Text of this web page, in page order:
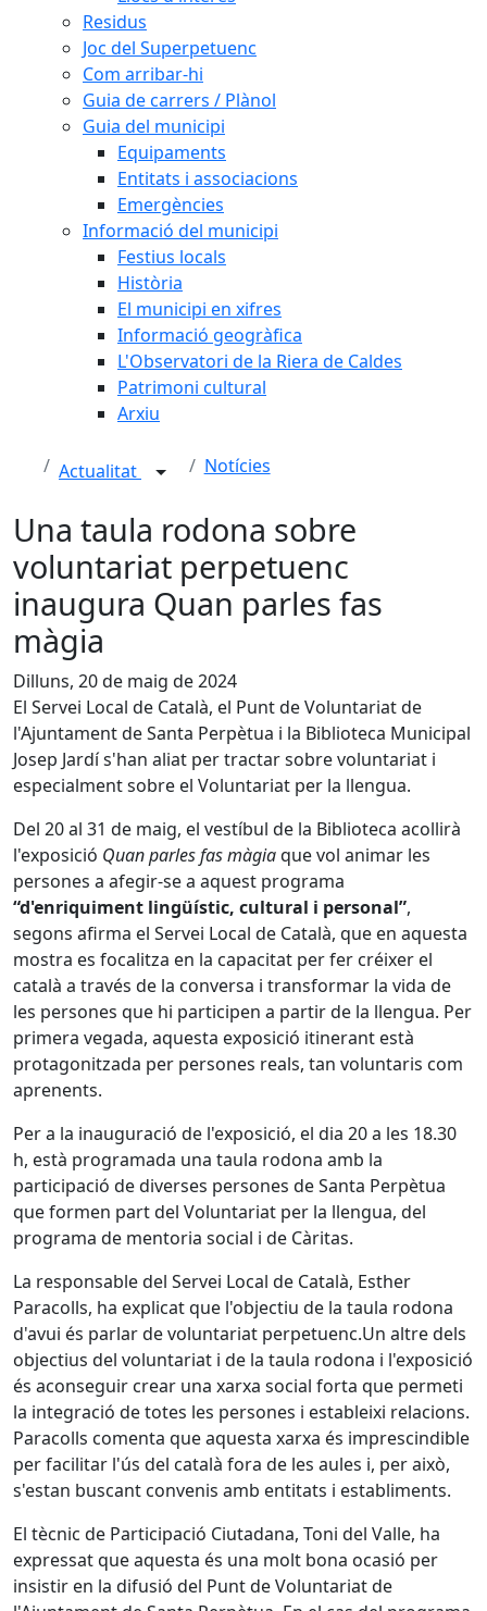
Residus
Joc del Superpetuenc
Com arribar-hi
Guia de carrers / Plànol
Guia del municipi
Equipaments
Entitats i associacions
Emergències
Informació del municipi
Festius locals
Història
El municipi en xifres
Informació geogràfica
L'Observatori de la Riera de Caldes
Patrimoni cultural
Arxiu
Actualitat Notícies
Una taula rodona sobre
voluntariat perpetuenc
inaugura Quan parles fas
màgia
Dilluns, 20 de maig de 2024
El Servei Local de Català, el Punt de Voluntariat de
l'Ajuntament de Santa Perpètua i la Biblioteca Municipal
Josep Jardí s'han aliat per tractar sobre voluntariat i
especialment sobre el Voluntariat per la llengua.
Del 20 al 31 de maig, el vestíbul de la Biblioteca acollirà
l'exposició Quan parles fas màgiaque vol animar les
persones a afegir-se a aquest programa
“d'enriquiment lingüístic, cultural i personal”,
segons afirma el Servei Local de Català, que en aquesta
mostra es focalitza en la capacitat per fer créixer el
català a través de la conversa i transformar la vida de
les persones que hi participen a partir de la llengua. Per
primera vegada, aquesta exposició itinerant està
protagonitzada per persones reals, tan voluntaris com
aprenents.
Per a la inauguració de l'exposició, el dia 20 a les 18.30
h, està programada una taula rodona amb la
participació de diverses persones de Santa Perpètua
que formen part del Voluntariat per la llengua, del
programa de mentoria social i de Càritas.
La responsable del Servei Local de Català, Esther
Paracolls, ha explicat que l'objectiu de la taula rodona
d'avui és parlar de voluntariat perpetuenc.Un altre dels
objectius del voluntariat i de la taula rodona i l'exposició
és aconseguir crear una xarxa social forta que permeti
la integració de totes les persones i estableixi relacions.
Paracolls comenta que aquesta xarxa és imprescindible
per facilitar l'ús del català fora de les aules i, per això,
s'estan buscant convenis amb entitats i establiments.
El tècnic de Participació Ciutadana, Toni del Valle, ha
expressat que aquesta és una molt bona ocasió per
insistir en la difusió del Punt de Voluntariat de